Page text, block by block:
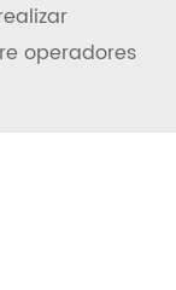
operadores